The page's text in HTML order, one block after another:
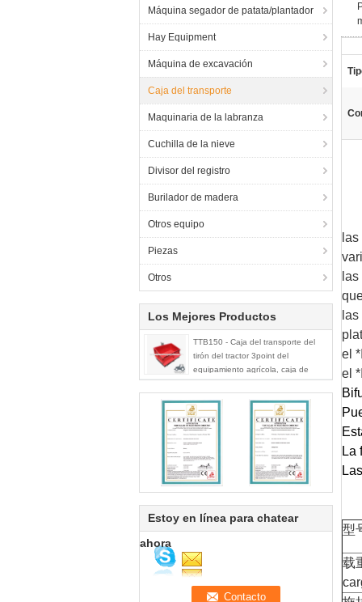
Máquina segador de patata/plantador
Hay Equipment
Máquina de excavación
Caja del transporte
Maquinaria de la labranza
Cuchilla de la nieve
Divisor del registro
Burilador de madera
Otros equipo
Piezas
Otros
Los Mejores Productos
TTB150 - Caja del transporte del
tirón del tractor 3point del
equipamiento agrícola, caja de
vínculo
Estoy en línea para chatear
ahora
el
el
La
型
载